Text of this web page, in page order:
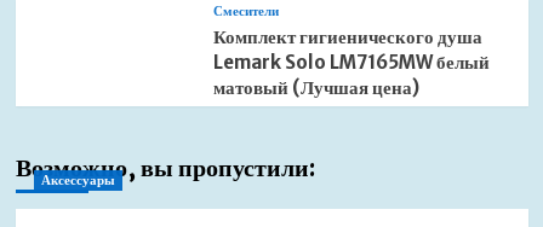
Смесители
Комплект гигиенического душа
Lemark Solo LM7165MW белый
матовый (Лучшая цена)
Возможно, вы пропустили:
Аксессуары